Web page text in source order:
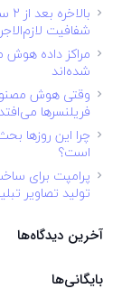
شفافیت
مراکز داده هوش
شده‌اند
وقتی هوش
فریلنسرها
چرا این روزها
است؟
پرامپت برای
تولید تصاویر
آخرین دیدگاه‌ها
بایگانی‌ها